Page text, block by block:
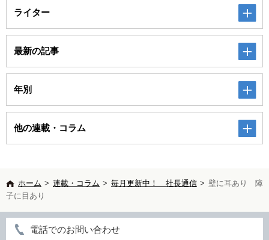
ライター
最新の記事
年別
他の連載・コラム
ホーム > 連載・コラム > 毎月更新中！ 社長通信 > 壁に耳あり 障
子に目あり
電話でのお問い合わせ